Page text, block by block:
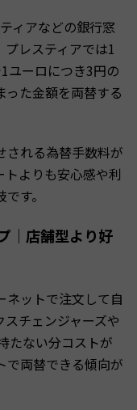
ィアなどの銀行窓
レスティアでは1
ユーロにつき3円の
た金額を両替する
される為替手数料が
よりも安心感や利
す。
｜店舗型より好
ネットで注文して自
チェンジャーズや
たない分コストが
で両替できる傾向が